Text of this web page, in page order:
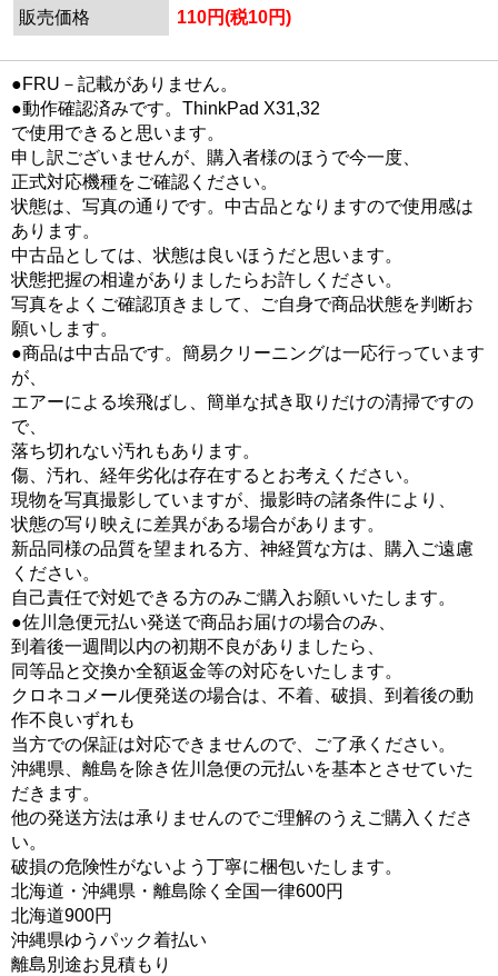
販売価格 110円(税10円)
●FRU－記載がありません。
●動作確認済みです。ThinkPad X31,32
で使用できると思います。
申し訳ございませんが、購入者様のほうで今一度、
正式対応機種をご確認ください。
状態は、写真の通りです。中古品となりますので使用感は
あります。
中古品としては、状態は良いほうだと思います。
状態把握の相違がありましたらお許しください。
写真をよくご確認頂きまして、ご自身で商品状態を判断お
願いします。
●商品は中古品です。簡易クリーニングは一応行っています
が、
エアーによる埃飛ばし、簡単な拭き取りだけの清掃ですの
で、
落ち切れない汚れもあります。
傷、汚れ、経年劣化は存在するとお考えください。
現物を写真撮影していますが、撮影時の諸条件により、
状態の写り映えに差異がある場合があります。
新品同様の品質を望まれる方、神経質な方は、購入ご遠慮
ください。
自己責任で対処できる方のみご購入お願いいたします。
●佐川急便元払い発送で商品お届けの場合のみ、
到着後一週間以内の初期不良がありましたら、
同等品と交換か全額返金等の対応をいたします。
クロネコメール便発送の場合は、不着、破損、到着後の動
作不良いずれも
当方での保証は対応できませんので、ご了承ください。
沖縄県、離島を除き佐川急便の元払いを基本とさせていた
だきます。
他の発送方法は承りませんのでご理解のうえご購入くださ
い。
破損の危険性がないよう丁寧に梱包いたします。
北海道・沖縄県・離島除く全国一律600円
北海道900円
沖縄県ゆうパック着払い
離島別途お見積もり